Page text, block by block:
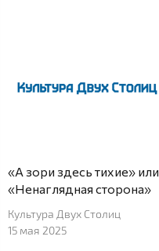
«А зори здесь тихие» или
«Ненаглядная сторона»
Культура Двух Столиц
15 мая 2025